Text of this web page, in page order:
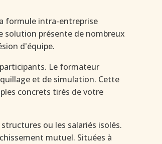
formule intra-entreprise
solution présente de nombreux
d'équipe.
Le formateur
et de simulation. Cette
concrets tirés de votre
ou les salariés isolés.
mutuel. Situées à